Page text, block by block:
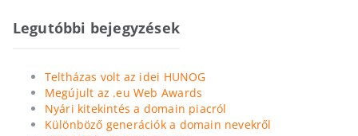
Legutóbbi bejegyzések
Teltházas volt az idei HUNOG
Megújult az .eu Web Awards
Nyári kitekintés a domain piacról
Különböző generációk a domain nevekről